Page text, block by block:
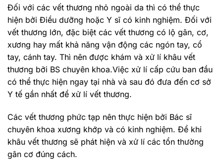
Đối với các vết thương nhỏ ngoài da thì có thể thực
hiện bởi Điều dưỡng hoặc Y sĩ có kinh nghiệm. Đối với
vết thương lớn, đặc biệt các vết thương có lộ gân, cơ,
xương hay mất khả năng vận động các ngón tay, cổ
tay, cánh tay. Thì nên được khám và xử lí khâu vết
thương bởi BS chuyên khoa.Việc xử lí cấp cứu ban đầu
có thể thực hiện ngay tại nhà và sau đó đưa đến cơ sở
Y tế gần nhất để xử lí vết thương.
Các vết thương phức tạp nên thực hiện bởi Bác sĩ
chuyên khoa xương khớp và có kinh nghiệm. Để khi
khâu vết thương sẽ phát hiện và xử lí các tổn thường
gân cơ đúng cách.